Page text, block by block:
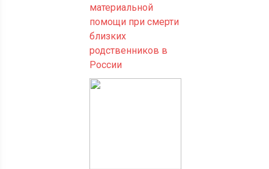
материальной
помощи при смерти
близких
родственников в
России